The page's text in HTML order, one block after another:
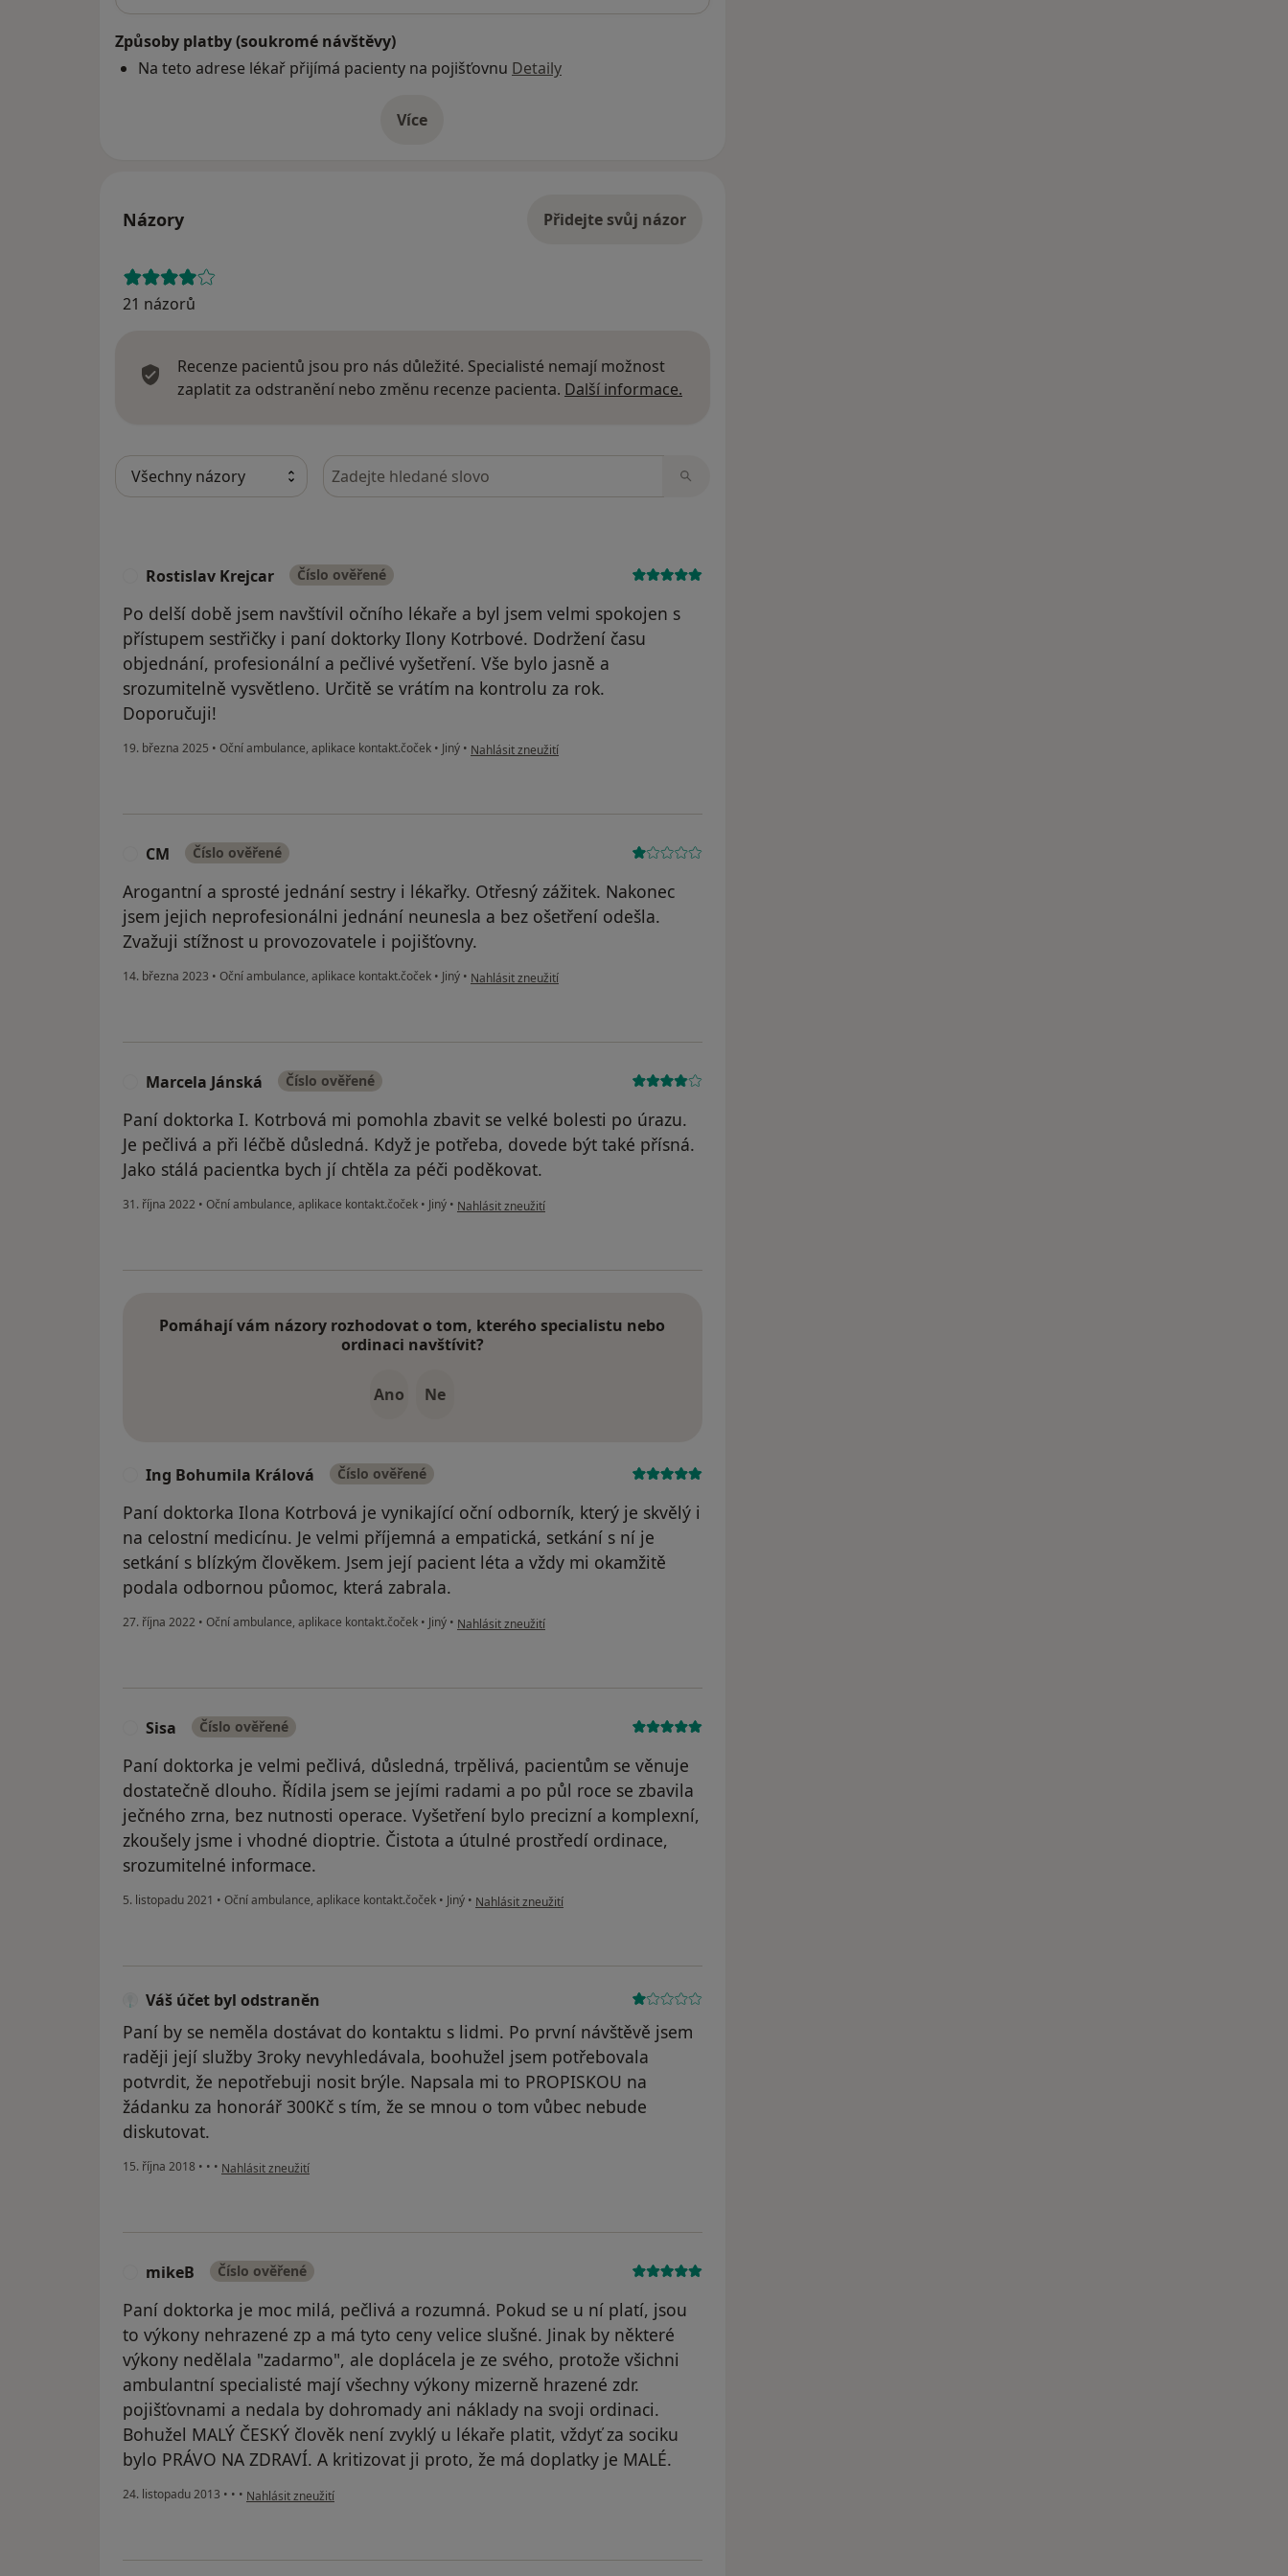
Způsoby platby (soukromé návštěvy)
Na teto adrese lékař přijímá pacienty na pojišťovnu Detaily
Víceo adrese
Názory Přidejte svůj názor
21 názorů
Recenze pacientů jsou pro nás důležité. Specialisté nemají možnost
zaplatit za odstranění nebo změnu recenze pacienta. Další informace.
Hledejte v názorech
Rostislav Krejcar Číslo ověřené
Po delší době jsem navštívil očního lékaře a byl jsem velmi spokojen s
přístupem sestřičky i paní doktorky Ilony Kotrbové. Dodržení času
objednání, profesionální a pečlivé vyšetření. Vše bylo jasně a
srozumitelně vysvětleno. Určitě se vrátím na kontrolu za rok.
Doporučuji!
19. března 2025 • Oční ambulance, aplikace kontakt.čoček • Jiný • podle názoru uživatele Rostislav Krejcar
Nahlásit zneužití
CM Číslo ověřené
Arogantní a sprosté jednání sestry i lékařky. Otřesný zážitek. Nakonec
jsem jejich neprofesionálni jednání neunesla a bez ošetření odešla.
Zvažuji stížnost u provozovatele i pojišťovny.
14. března 2023 • Oční ambulance, aplikace kontakt.čoček • Jiný • podle názoru uživatele CM
Nahlásit zneužití
Marcela Jánská Číslo ověřené
Paní doktorka I. Kotrbová mi pomohla zbavit se velké bolesti po úrazu.
Je pečlivá a při léčbě důsledná. Když je potřeba, dovede být také přísná.
Jako stálá pacientka bych jí chtěla za péči poděkovat.
31. října 2022 • Oční ambulance, aplikace kontakt.čoček • Jiný • podle názoru uživatele Marcela Jánská
Nahlásit zneužití
Pomáhají vám názory rozhodovat o tom, kterého specialistu nebo
ordinaci navštívit?
Ano Ne
Ing Bohumila Králová Číslo ověřené
Paní doktorka Ilona Kotrbová je vynikající oční odborník, který je skvělý i
na celostní medicínu. Je velmi příjemná a empatická, setkání s ní je
setkání s blízkým člověkem. Jsem její pacient léta a vždy mi okamžitě
podala odbornou půomoc, která zabrala.
27. října 2022 • Oční ambulance, aplikace kontakt.čoček • Jiný • podle názoru uživatele Ing Bohumila Králová
Nahlásit zneužití
Sisa Číslo ověřené
Paní doktorka je velmi pečlivá, důsledná, trpělivá, pacientům se věnuje
dostatečně dlouho. Řídila jsem se jejími radami a po půl roce se zbavila
ječného zrna, bez nutnosti operace. Vyšetření bylo precizní a komplexní,
zkoušely jsme i vhodné dioptrie. Čistota a útulné prostředí ordinace,
srozumitelné informace.
5. listopadu 2021 • Oční ambulance, aplikace kontakt.čoček • Jiný • podle názoru uživatele Sisa
Nahlásit zneužití
Váš účet byl odstraněn
Paní by se neměla dostávat do kontaktu s lidmi. Po první návštěvě jsem
raději její služby 3roky nevyhledávala, boohužel jsem potřebovala
potvrdit, že nepotřebuji nosit brýle. Napsala mi to PROPISKOU na
žádanku za honorář 300Kč s tím, že se mnou o tom vůbec nebude
diskutovat.
15. října 2018 • • • podle názoru uživatele Váš účet byl odstraněn
Nahlásit zneužití
mikeB Číslo ověřené
Paní doktorka je moc milá, pečlivá a rozumná. Pokud se u ní platí, jsou
to výkony nehrazené zp a má tyto ceny velice slušné. Jinak by některé
výkony nedělala "zadarmo", ale doplácela je ze svého, protože všichni
ambulantní specialisté mají všechny výkony mizerně hrazené zdr.
pojišťovnami a nedala by dohromady ani náklady na svoji ordinaci.
Bohužel MALÝ ČESKÝ člověk není zvyklý u lékaře platit, vždyť za sociku
bylo PRÁVO NA ZDRAVÍ. A kritizovat ji proto, že má doplatky je MALÉ.
24. listopadu 2013 • • • podle názoru uživatele mikeB
Nahlásit zneužití